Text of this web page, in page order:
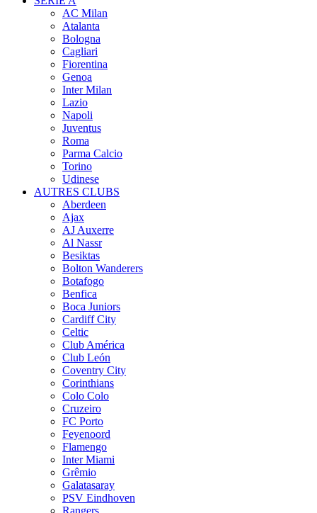
AC Milan
Atalanta
Bologna
Cagliari
Fiorentina
Genoa
Inter Milan
Lazio
Napoli
Juventus
Roma
Parma Calcio
Torino
Udinese
AUTRES CLUBS
Aberdeen
Ajax
AJ Auxerre
Al Nassr
Besiktas
Bolton Wanderers
Botafogo
Benfica
Boca Juniors
Cardiff City
Celtic
Club América
Club León
Coventry City
Corinthians
Colo Colo
Cruzeiro
FC Porto
Feyenoord
Flamengo
Inter Miami
Grêmio
Galatasaray
PSV Eindhoven
Rangers